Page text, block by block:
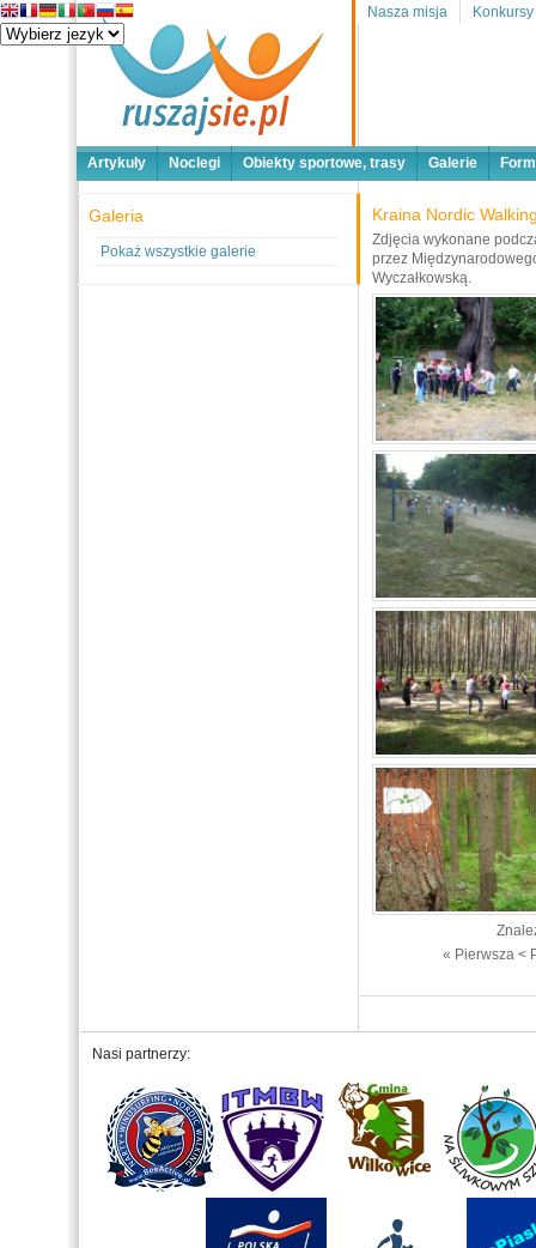
Nasza misja Konkursy
Artykuły Noclegi Obiekty sportowe, trasy Galerie
Galeria
Pokaż wszystkie galerie
Kraina Nordic
Zdjęcia wykonane
przez
Wyczałkowską.
« Pierwsza <
Nasi partnerzy: